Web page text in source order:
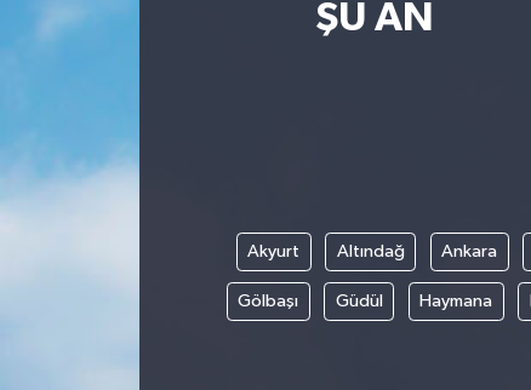
ŞU AN
Akyurt Altındağ Ankara
Gölbaşı Güdül Haymana